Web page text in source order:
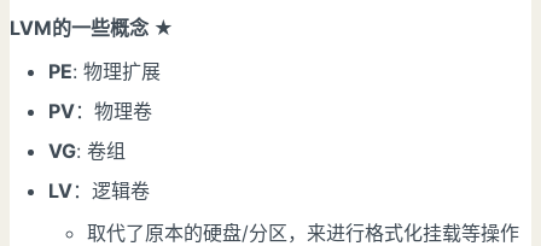
LVM的一些概念 ★
PE: 物理扩展
PV：物理卷
VG: 卷组
LV：逻辑卷
取代了原本的硬盘/分区，来进行格式化挂载等操作